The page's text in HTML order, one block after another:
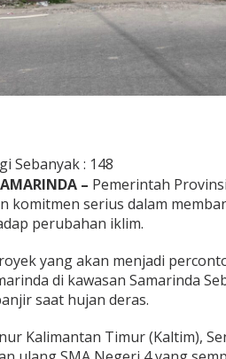
Sebanyak : 148
– Pemerintah
komitmen serius dalam
perubahan iklim.
yang akan menjadi
di kawasan Samarinda
saat hujan deras.
Kalimantan Timur (Kaltim),